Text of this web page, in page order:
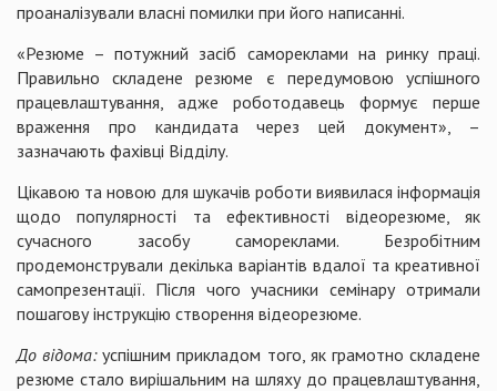
проаналізували власні помилки при його написанні.
«Резюме – потужний засіб самореклами на ринку праці.
Правильно складене резюме є передумовою успішного
працевлаштування, адже роботодавець формує перше
враження про кандидата через цей документ», –
зазначають фахівці Відділу.
Цікавою та новою для шукачів роботи виявилася інформація
щодо популярності та ефективності відеорезюме, як
сучасного засобу самореклами. Безробітним
продемонстрували декілька варіантів вдалої та креативної
самопрезентації. Після чого учасники семінару отримали
пошагову інструкцію створення відеорезюме.
До відома:успішним прикладом того, як грамотно складене
резюме стало вирішальним на шляху до працевлаштування,